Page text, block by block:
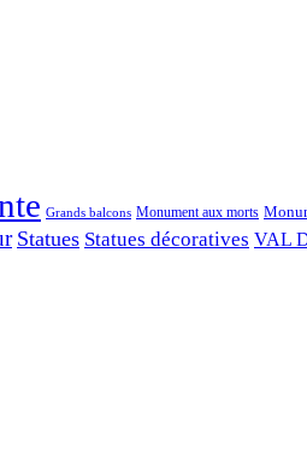
Grands balcons Monument aux morts
Statues Statues décoratives VAL